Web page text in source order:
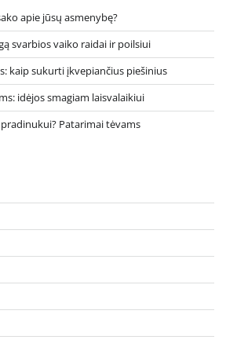
apie jūsų asmenybę?
svarbios vaiko raidai ir poilsiui
kaip sukurti įkvepiančius piešinius
idėjos smagiam laisvalaikiui
Patarimai tėvams